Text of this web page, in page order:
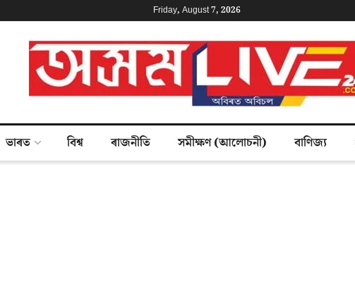
Friday, August 7, 2026
ভাৰত বিশ্ব ৰাজনীতি সমীক্ষণ (আলোচনী) বাণিজ্য